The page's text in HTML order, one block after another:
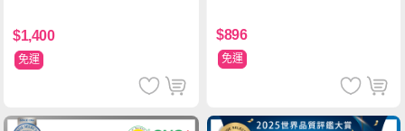
$1,400
免運
$896
免運